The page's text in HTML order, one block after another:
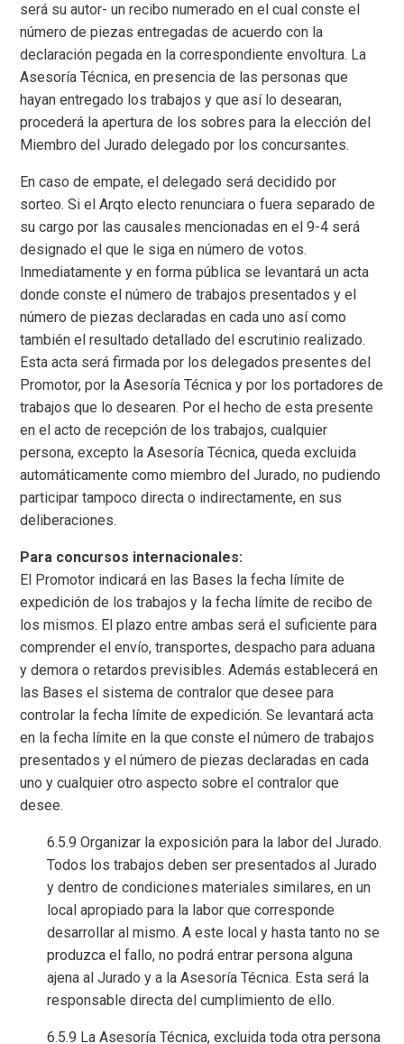
será su autor- un recibo numerado en el cual conste el
número de piezas entregadas de acuerdo con la
declaración pegada en la correspondiente envoltura. La
Asesoría Técnica, en presencia de las personas que
hayan entregado los trabajos y que así lo desearan,
procederá la apertura de los sobres para la elección del
Miembro del Jurado delegado por los concursantes.
En caso de empate, el delegado será decidido por
sorteo. Si el Arqto electo renunciara o fuera separado de
su cargo por las causales mencionadas en el 9-4 será
designado el que le siga en número de votos.
Inmediatamente y en forma pública se levantará un acta
donde conste el número de trabajos presentados y el
número de piezas declaradas en cada uno así como
también el resultado detallado del escrutinio realizado.
Esta acta será firmada por los delegados presentes del
Promotor, por la Asesoría Técnica y por los portadores de
trabajos que lo desearen. Por el hecho de esta presente
en el acto de recepción de los trabajos, cualquier
persona, excepto la Asesoría Técnica, queda excluida
automáticamente como miembro del Jurado, no pudiendo
participar tampoco directa o indirectamente, en sus
deliberaciones.
Para concursos internacionales:
El Promotor indicará en las Bases la fecha límite de
expedición de los trabajos y la fecha límite de recibo de
los mismos. El plazo entre ambas será el suficiente para
comprender el envío, transportes, despacho para aduana
y demora o retardos previsibles. Además establecerá en
las Bases el sistema de contralor que desee para
controlar la fecha límite de expedición. Se levantará acta
en la fecha límite en la que conste el número de trabajos
presentados y el número de piezas declaradas en cada
uno y cualquier otro aspecto sobre el contralor que
desee.
6.5.9 Organizar la exposición para la labor del Jurado.
Todos los trabajos deben ser presentados al Jurado
y dentro de condiciones materiales similares, en un
local apropiado para la labor que corresponde
desarrollar al mismo. A este local y hasta tanto no se
produzca el fallo, no podrá entrar persona alguna
ajena al Jurado y a la Asesoría Técnica. Esta será la
responsable directa del cumplimiento de ello.
6.5.9 La Asesoría Técnica, excluida toda otra persona